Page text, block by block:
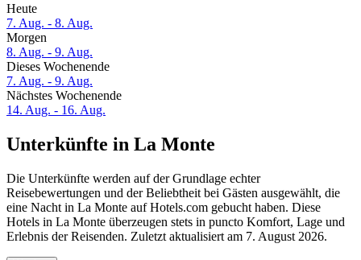
Heute
7. Aug. - 8. Aug.
Morgen
8. Aug. - 9. Aug.
Dieses Wochenende
7. Aug. - 9. Aug.
Nächstes Wochenende
14. Aug. - 16. Aug.
Unterkünfte in La Monte
Die Unterkünfte werden auf der Grundlage echter
Reisebewertungen und der Beliebtheit bei Gästen ausgewählt, die
eine Nacht in La Monte auf Hotels.com gebucht haben. Diese
Hotels in La Monte überzeugen stets in puncto Komfort, Lage und
Erlebnis der Reisenden. Zuletzt aktualisiert am 7. August 2026.